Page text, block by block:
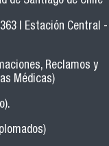
| Estación Central -
Reclamos y
Médicas)